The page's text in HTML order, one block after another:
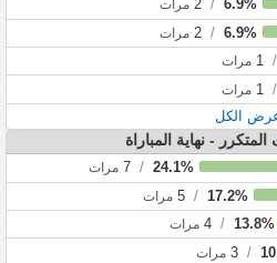
6.9%
/
2 مرات
6.9%
/
2 مرات
/
1 مرات
/
1 مرات
الكل
- نهاية المباراة
24.1%
/
7 مرات
17.2%
/
5 مرات
13.8%
/
4 مرات
/
3 مرات